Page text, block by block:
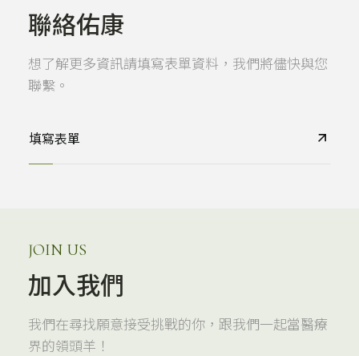
聯絡佑康
想了解更多資訊請填寫表單資料，我們將儘快與您
聯繫。
填寫表單
JOIN US
加入我們
我們在尋找願意接受挑戰的你，跟我們一起當醫療
界的領頭羊！